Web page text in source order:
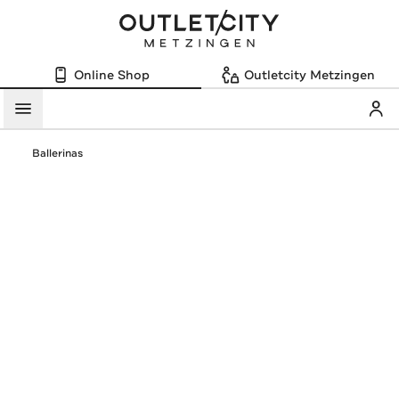
Online Shop Outletcity Metzingen
Menü
Ballerinas